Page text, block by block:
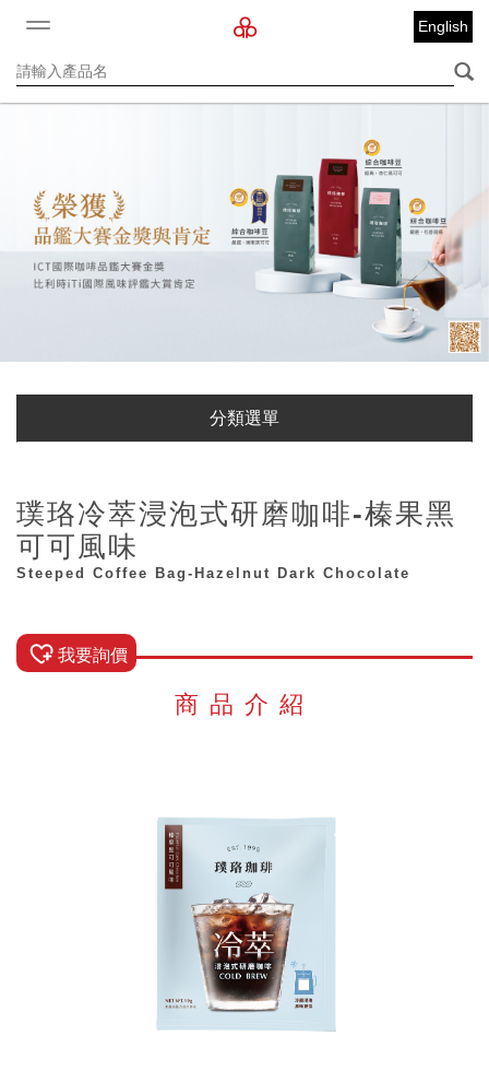
English
分類選單
璞珞冷萃浸泡式研磨咖啡-榛果黑
可可風味
Steeped Coffee Bag-Hazelnut Dark Chocolate
我要詢價
商品介紹